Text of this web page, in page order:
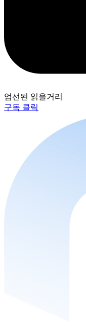
엄선된 읽을거리
구독 클릭